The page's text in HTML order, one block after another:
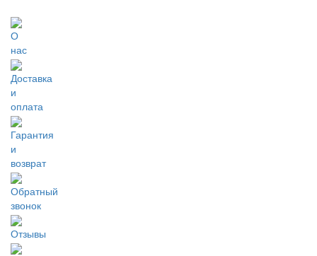
О
нас
Доставка
и
оплата
Гарантия
и
возврат
Обратный
звонок
Отзывы